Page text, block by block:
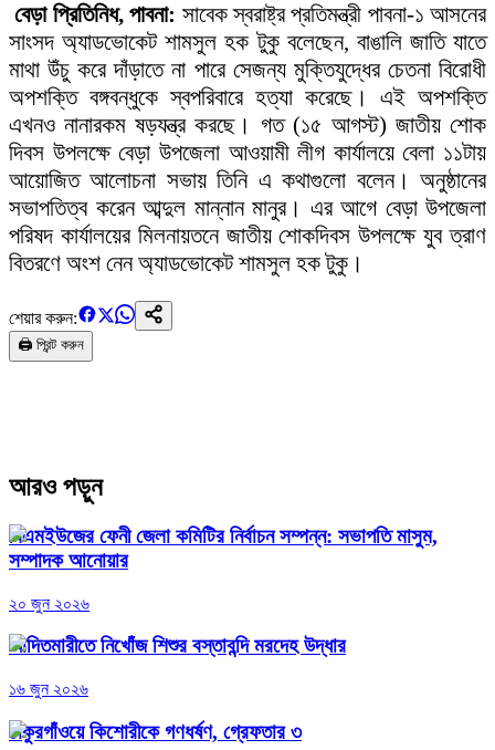
বেড়া প্রিতিনিধ, পাবনা: সাবেক স্বরাষ্ট্র প্রতিমন্ত্রী পাবনা-১ আসনের
সাংসদ অ্যাডভোকেট শামসুল হক টুকু বলেছেন, বাঙালি জাতি যাতে
মাথা উঁচু করে দাঁড়াতে না পারে সেজন্য মুক্তিযুদ্ধের চেতনা বিরোধী
অপশক্তি বঙ্গবন্ধুকে স্বপরিবারে হত্যা করেছে। এই অপশক্তি
এখনও নানারকম ষড়যন্ত্র করছে। গত (১৫ আগস্ট) জাতীয় শোক
দিবস উপলক্ষে বেড়া উপজেলা আওয়ামী লীগ কার্যালয়ে বেলা ১১টায়
আয়োজিত আলোচনা সভায় তিনি এ কথাগুলো বলেন। অনুষ্ঠানের
সভাপতিত্ব করেন আব্দুল মান্নান মানুর। এর আগে বেড়া উপজেলা
পরিষদ কার্যালয়ের মিলনায়তনে জাতীয় শোকদিবস উপলক্ষে যুব ত্রাণ
বিতরণে অংশ নেন অ্যাডভোকেট শামসুল হক টুকু।
শেয়ার করুন:
🖨️ প্রিন্ট করুন
আরও পড়ুন
বিএমইউজের ফেনী জেলা কমিটির নির্বাচন সম্পন্ন: সভাপতি মাসুম,
সম্পাদক আনোয়ার
২০ জুন ২০২৬
আদিতমারীতে নিখোঁজ শিশুর বস্তাবন্দি মরদেহ উদ্ধার
১৬ জুন ২০২৬
ঠাকুরগাঁওয়ে কিশোরীকে গণধর্ষণ, গ্রেফতার ৩